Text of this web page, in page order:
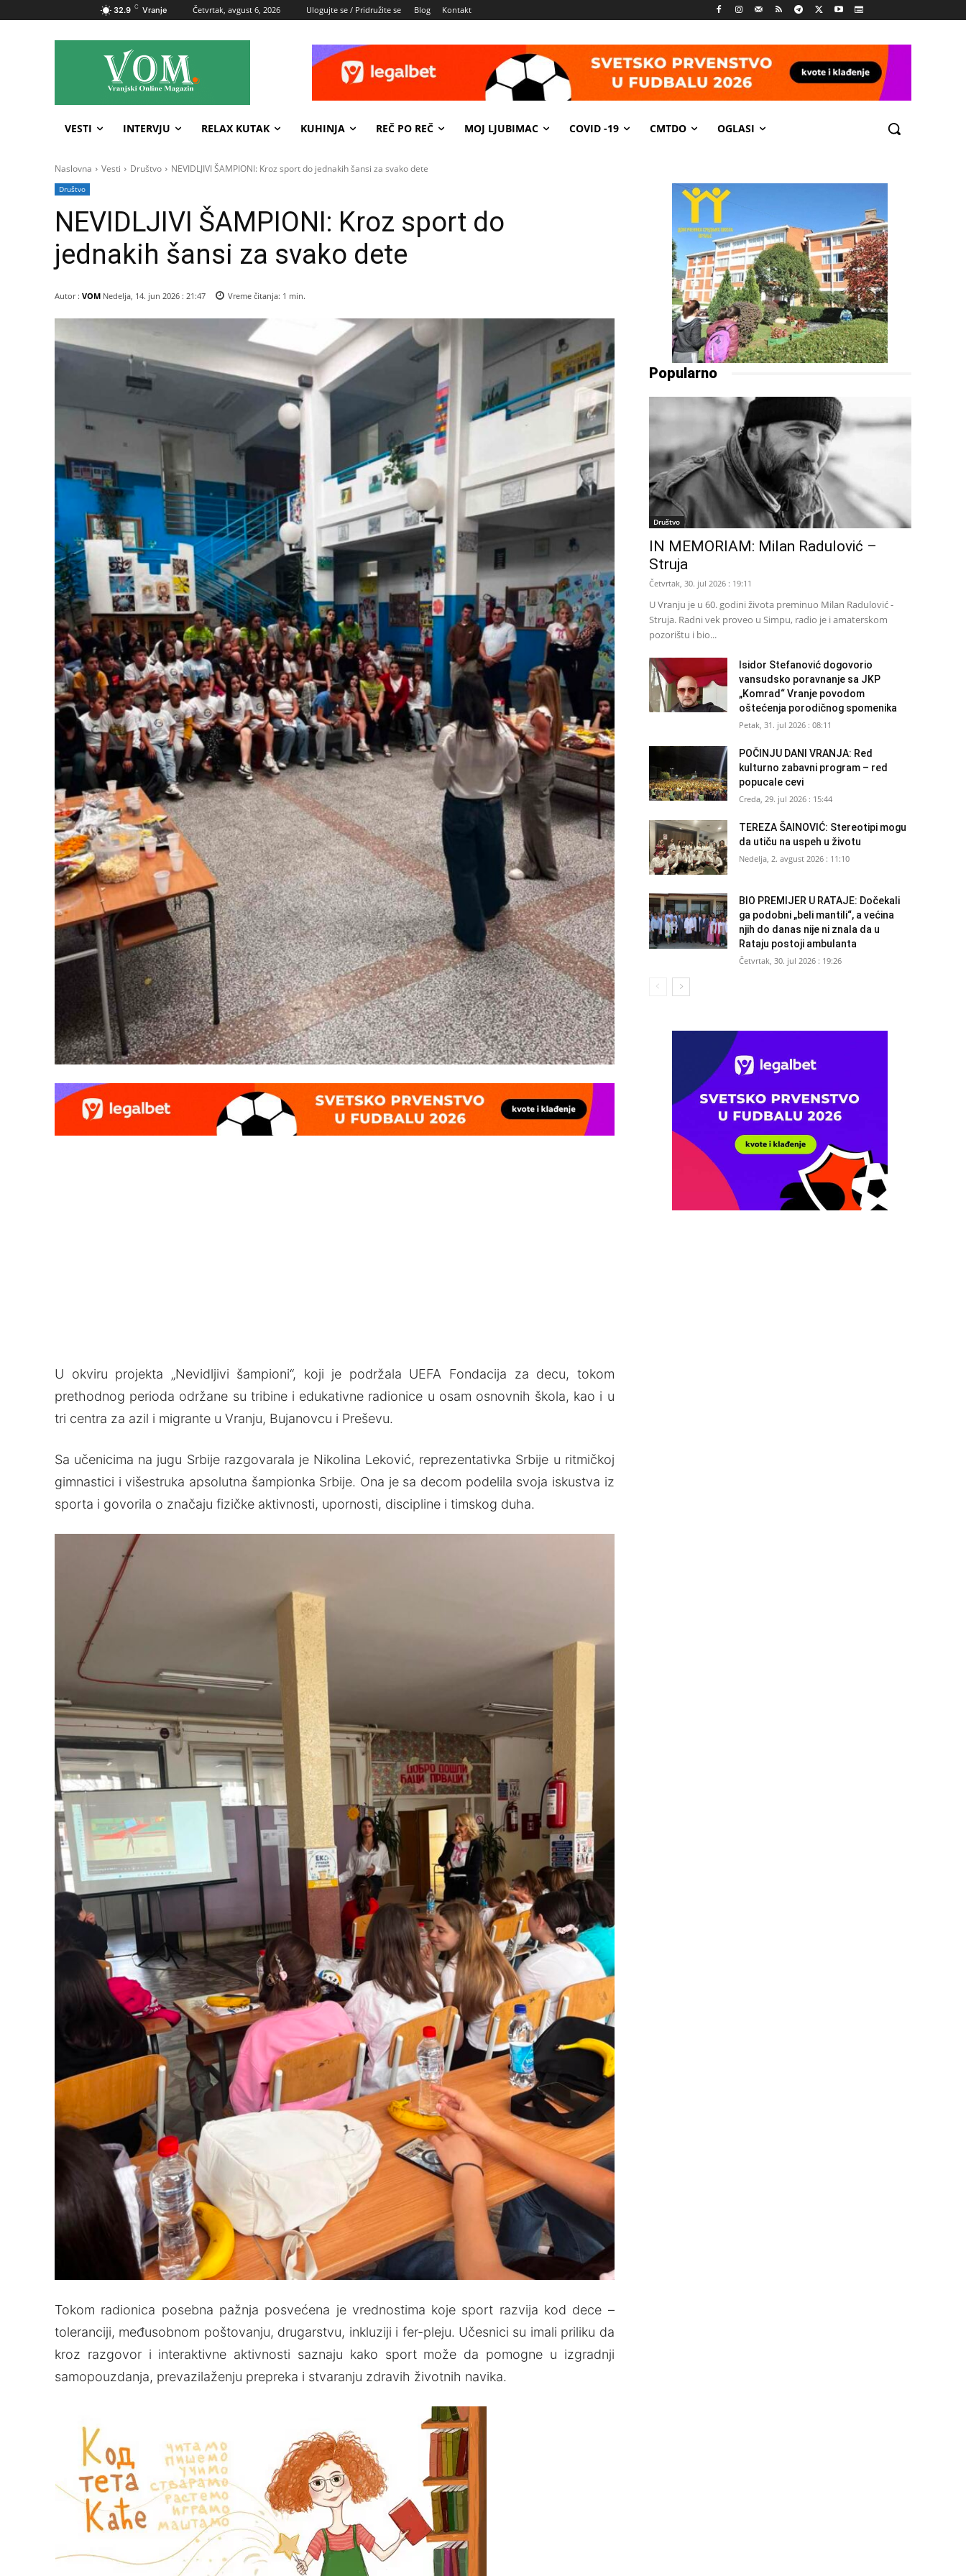
32.9 C Vranje Četvrtak, avgust 6, 2026 Ulogujte se / Pridružite se Blog Kontakt
VESTI INTERVJU RELAX KUTAK KUHINJA REČ PO REČ MOJ LJUBIMAC COVID -19 CMTDO OGLASI
Naslovna Vesti Društvo NEVIDLJIVI ŠAMPIONI: Kroz sport do jednakih šansi za svako dete
Društvo
NEVIDLJIVI ŠAMPIONI: Kroz sport do
jednakih šansi za svako dete
Autor : VOM Nedelja, 14. jun 2026 : 21:47 Vreme čitanja: 1 min.
U okviru projekta „Nevidljivi šampioni“, koji je podržala UEFA Fondacija za decu, tokom
prethodnog perioda održane su tribine i edukativne radionice u osam osnovnih škola, kao i u
tri centra za azil i migrante u Vranju, Bujanovcu i Preševu.
Sa učenicima na jugu Srbije razgovarala je Nikolina Leković, reprezentativka Srbije u ritmičkoj
gimnastici i višestruka apsolutna šampionka Srbije. Ona je sa decom podelila svoja iskustva iz
sporta i govorila o značaju fizičke aktivnosti, upornosti, discipline i timskog duha.
Tokom radionica posebna pažnja posvećena je vrednostima koje sport razvija kod dece –
toleranciji, međusobnom poštovanju, drugarstvu, inkluziji i fer-pleju. Učesnici su imali priliku da
kroz razgovor i interaktivne aktivnosti saznaju kako sport može da pomogne u izgradnji
samopouzdanja, prevazilaženju prepreka i stvaranju zdravih životnih navika.
Popularno
Društvo
IN MEMORIAM: Milan Radulović –
Struja
Četvrtak, 30. jul 2026 : 19:11
U Vranju je u 60. godini života preminuo Milan Radulović -
Struja. Radni vek proveo u Simpu, radio je i amaterskom
pozorištu i bio...
Isidor Stefanović dogovorio
vansudsko poravnanje sa JKP
„Komrad“ Vranje povodom
oštećenja porodičnog spomenika
Petak, 31. jul 2026 : 08:11
POČINJU DANI VRANJA: Red
kulturno zabavni program – red
popucale cevi
Creda, 29. jul 2026 : 15:44
TEREZA ŠAINOVIĆ: Stereotipi mogu
da utiču na uspeh u životu
Nedelja, 2. avgust 2026 : 11:10
BIO PREMIJER U RATAJE: Dočekali
ga podobni „beli mantili“, a većina
njih do danas nije ni znala da u
Rataju postoji ambulanta
Četvrtak, 30. jul 2026 : 19:26